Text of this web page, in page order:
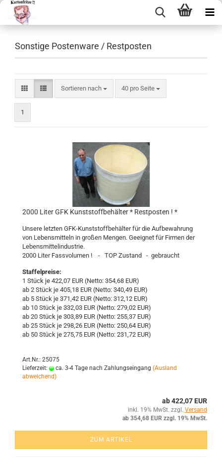
Sonstige Postenware / Restposten
Sortieren nach 40 pro Seite
1
2000 Liter GFK Kunst­stoff­be­häl­ter * Rest­pos­ten ! *
Un­se­re letz­ten GFK-​Kunststoffbehälter für die Auf­be­wah­rung
von Le­bens­mit­teln in gro­ßen Men­gen. Ge­eig­net für Fir­men der
Le­bens­mit­tel­in­dus­trie.
2000 Liter Fass­vo­lu­men ! - TOP Zu­stand - ge­braucht
Staffelpreise:
1 Stück je 422,07 EUR (Netto: 354,68 EUR)
ab 2 Stück je 405,18 EUR (Netto: 340,49 EUR)
ab 5 Stück je 371,42 EUR (Netto: 312,12 EUR)
ab 10 Stück je 332,03 EUR (Netto: 279,02 EUR)
ab 20 Stück je 303,89 EUR (Netto: 255,37 EUR)
ab 25 Stück je 298,26 EUR (Netto: 250,64 EUR)
ab 50 Stück je 275,75 EUR (Netto: 231,72 EUR)
Art.Nr.: 25075
Lieferzeit:
ca. 3-4 Tage nach Zahlungseingang (Ausland
abweichend)
ab 422,07 EUR
inkl. 19% MwSt. zzgl. Versand
ab 354,68 EUR zzgl. 19% MwSt.
ZUM ARTIKEL